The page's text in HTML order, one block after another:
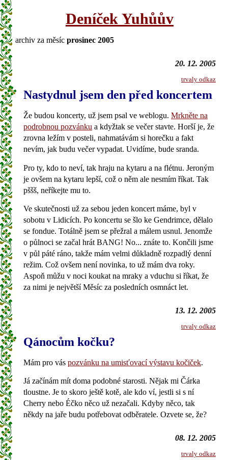
Deníček Yuhůův
archiv za měsíc prosinec 2005
20. 12. 2005
trvaly odkaz
Nastydnul jsem den před koncertem
Že budou koncerty, už jsem psal ve weblogu. Mrkněte na
podrobnou pozvánku a kdyžtak se večer stavte. Horší je, že
zrovna ležím v posteli, nahmatávám si horečku a fakt
nevím, jak budu večer vypadat. Uvidíme, bude sranda.
Pro ty, kdo to neví, tak hraju na kytaru a na flétnu. Jeroným
je ovšem na kytaru lepší, což o něm ale nesmím říkat. Tak
pššš, neříkejte mu to.
Ve skutečnosti už za sebou jeden koncert máme, byl v
sobotu v Lidicích. Po koncertu se šlo ke Gendrimce, dělalo
se fondue. Totálně jsem se přežral a málem usnul. Jenomže
o půlnoci se začal hrát BANG! No... znáte to. Končili jsme
v půl páté ráno, takže mám velmi důkladně rozpadlý denní
režim. Což ovšem není novinka, to už mám dva roky.
Aspoň můžu v noci koukat na mraky a vduchu si říkat, že
za nimi je největší Měsíc za posledních osmnáct let.
13. 12. 2005
trvaly odkaz
Qánocům kočku?
Mám pro vás pozvánku na umisťovací výstavu kočiček.
Já začínám mít doma podobné starosti. Nějak mi Čárka
tloustne. Je to skoro ještě kotě, ale kdo ví, jestli si s ní
Cherry nebo Éčko něco už nezačali. Kdyby něco, tak
někdy na jaře budu potřebovat odběratele. Ozvete se, že?
08. 12. 2005
trvaly odkaz